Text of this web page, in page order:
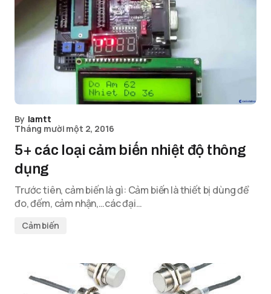
By lamtt
Tháng mười một 2, 2016
5+ các loại cảm biến nhiệt độ thông
dụng
Trước tiên, cảm biến là gì: Cảm biến là thiết bị dùng để
đo, đếm, cảm nhận,…các đại…
Cảm biến